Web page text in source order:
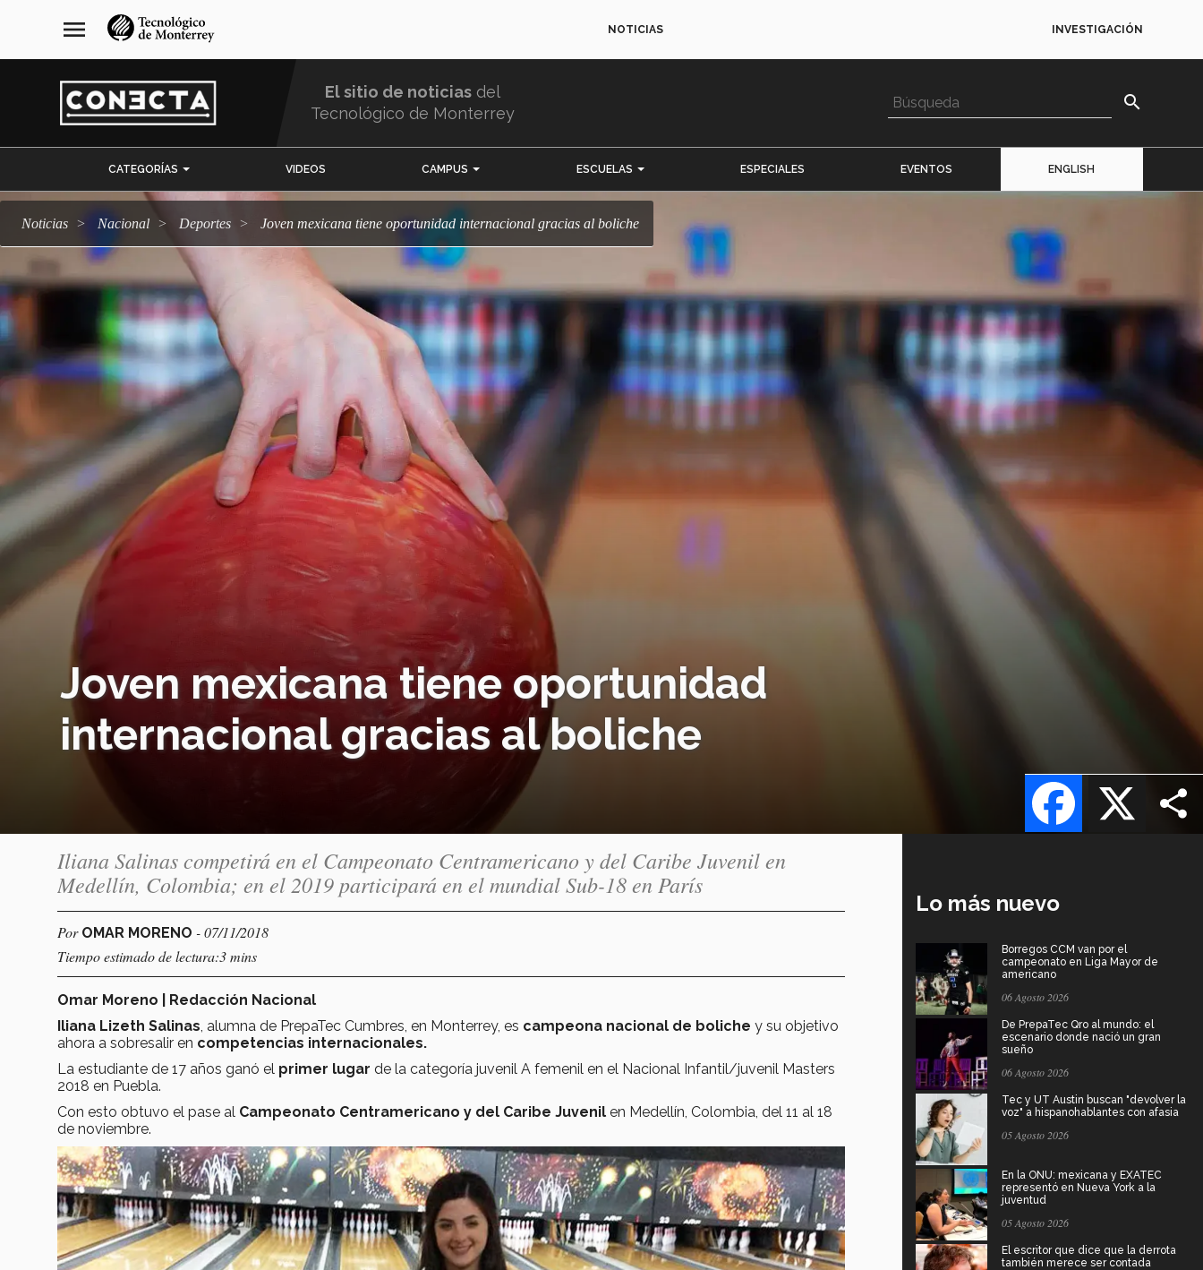
navegación
principal
menu NOTICIAS INVESTIGACIÓN
El sitio de noticias del
Tecnológico de Monterrey
search
CATEGORÍAS VIDEOS CAMPUS ESCUELAS ESPECIALES EVENTOS ENGLISH
Noticias Nacional deportes Joven mexicana tiene oportunidad internacional gracias al boliche
Joven mexicana tiene oportunidad
internacional gracias al boliche
X
Facebook
Iliana Salinas competirá en el Campeonato Centramericano y del Caribe Juvenil en
Medellín, Colombia; en el 2019 participará en el mundial Sub-18 en París
Por OMAR MORENO - 07/11/2018
Tiempo estimado de lectura:3 mins
Omar Moreno | Redacción Nacional
Iliana Lizeth Salinas , alumna de PrepaTec Cumbres, en Monterrey, es campeona nacional de boliche y su objetivo
ahora a sobresalir en competencias internacionales.
La estudiante de 17 años ganó el primer lugar de la categoría juvenil A femenil en el Nacional Infantil/juvenil Masters
2018 en Puebla.
Con esto obtuvo el pase al Campeonato Centramericano y del Caribe Juvenil en Medellín, Colombia, del 11 al 18
de noviembre.
Lo más nuevo
Borregos CCM van por el
campeonato en Liga Mayor de
americano
06 Agosto 2026
De PrepaTec Qro al mundo: el
escenario donde nació un gran
sueño
06 Agosto 2026
Tec y UT Austin buscan "devolver la
voz" a hispanohablantes con afasia
05 Agosto 2026
En la ONU: mexicana y EXATEC
representó en Nueva York a la
juventud
05 Agosto 2026
El escritor que dice que la derrota
también merece ser contada